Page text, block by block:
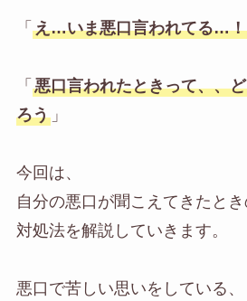
「 え…いま悪口言われてる…
「 悪口言われたときって、、
ろう」
今回は、
自分の悪口が聞こえてきたと
対処法を解説していきます。
悪口で苦しい思いをしている、